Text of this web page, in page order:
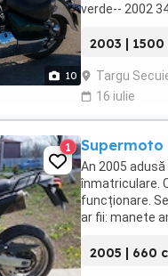
10
verde-- 2002
2003 | 1500
Targu
16 iulie
1 Supermoto
An 2005
înmatriculare.
funcționare.
ar fii: manete
2005 | 660